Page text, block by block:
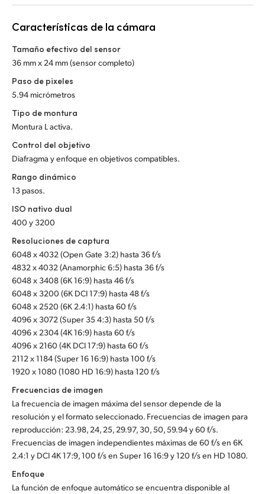
Poland
Portugal
Singapore
South Africa
España
Turkey
UAE
Ukraine
United Kingdom
United States
Características de la cámara
Tamaño efectivo del sensor
36 mm x 24 mm (sensor completo)
Paso de pixeles
5.94 micrómetros
Tipo de montura
Montura L activa.
Control del objetivo
Diafragma y enfoque en objetivos compatibles.
Rango dinámico
13 pasos.
ISO nativo dual
400 y 3200
Resoluciones de captura
6048 x 4032 (Open Gate 3:2) hasta 36 f/s
4832 x 4032 (Anamorphic 6:5) hasta 36 f/s
6048 x 3408 (6K 16:9) hasta 46 f/s
6048 x 3200 (6K DCI 17:9) hasta 48 f/s
6048 x 2520 (6K 2.4:1) hasta 60 f/s
4096 x 3072 (Super 35 4:3) hasta 50 f/s
4096 x 2304 (4K 16:9) hasta 60 f/s
4096 x 2160 (4K DCI 17:9) hasta 60 f/s
2112 x 1184 (Super 16 16:9) hasta 100 f/s
1920 x 1080 (1080 HD 16:9) hasta 120 f/s
Frecuencias de imagen
La frecuencia de imagen máxima del sensor depende de la
resolución y el formato seleccionado. Frecuencias de imagen para
reproducción: 23.98, 24, 25, 29.97, 30, 50, 59.94 y 60 f/s.
Frecuencias de imagen independientes máximas de 60 f/s en 6K
2.4:1 y DCI 4K 17:9, 100 f/s en Super 16 16:9 y 120 f/s en HD 1080.
Enfoque
La función de enfoque automático se encuentra disponible al